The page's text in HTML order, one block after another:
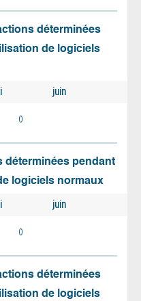
déterminées
de logiciels
juin
0
déterminées pendant
logiciels normaux
juin
0
déterminées
de logiciels